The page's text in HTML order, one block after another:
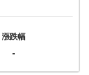
漲跌幅
-